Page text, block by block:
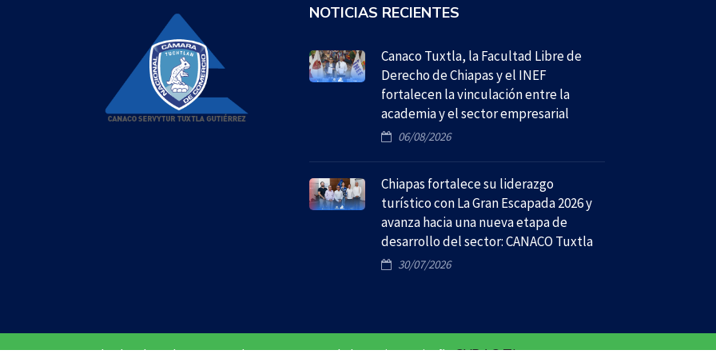
NOTICIAS RECIENTES
Canaco Tuxtla, la Facultad Libre de
Derecho de Chiapas y el INEF
fortalecen la vinculación entre la
academia y el sector empresarial
06/08/2026
Chiapas fortalece su liderazgo
turístico con La Gran Escapada 2026 y
avanza hacia una nueva etapa de
desarrollo del sector: CANACO Tuxtla
30/07/2026